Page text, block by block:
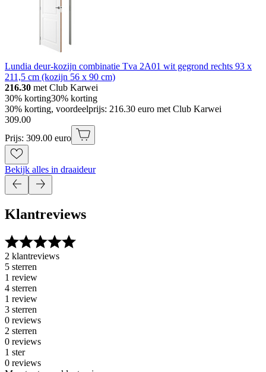
Lundia deur-kozijn combinatie Tva 2A01 wit gegrond rechts 93 x
211,5 cm (kozijn 56 x 90 cm)
216.30 met Club Karwei
30% korting30% korting
30% korting, voordeelprijs: 216.30 euro met Club Karwei
309.00
Prijs: 309.00 euro
Bekijk alles in draaideur
Klantreviews
2 klantreviews
5 sterren
1 review
4 sterren
1 review
3 sterren
0 reviews
2 sterren
0 reviews
1 ster
0 reviews